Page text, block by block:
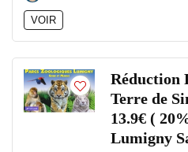
VOIR
Réduction
Terre de
13.9€ (
Lumigny